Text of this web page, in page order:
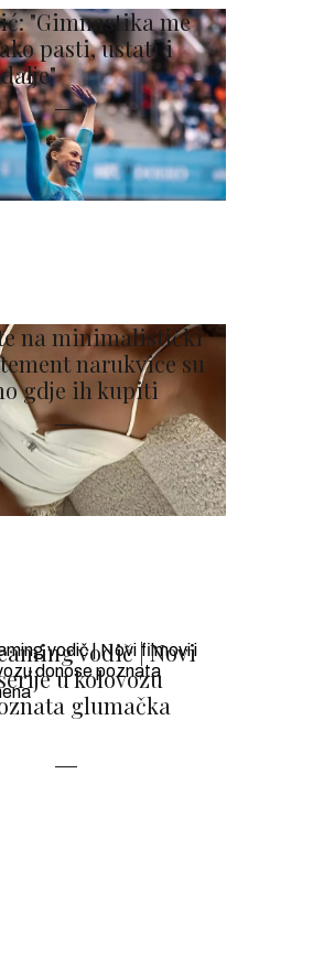
"Gimnastika me
pasti, ustati i
na minimalistički
narukvice su
gdje ih kupiti
vodič | Novi
u kolovozu
glumačka